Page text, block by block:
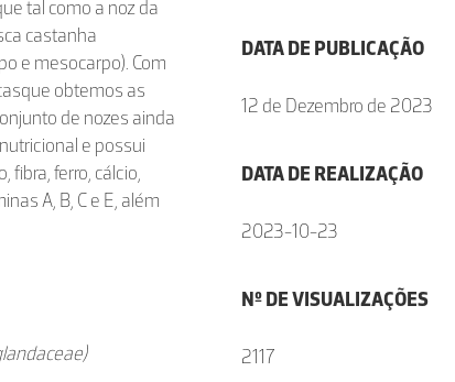
tal como a noz da
castanha
e mesocarpo). Com
obtemos as
de nozes ainda
e possui
fibra, ferro, cálcio,
A, B, C e E, além
DATA DE PUBLICAÇÃO
12 de Dezembro de 2023
DATA DE REALIZAÇÃO
2023-10-23
Nº DE VISUALIZAÇÕES
2117